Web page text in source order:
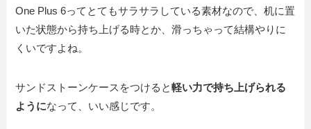
One Plus 6ってとてもサラサラしている素材なので、机に置
いた状態から持ち上げる時とか、滑っちゃって結構やりに
くいですよね。
サンドストーンケースをつけると軽い力で持ち上げられる
ようになって、いい感じです。